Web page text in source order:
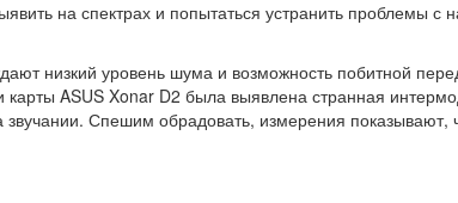
на спектрах и попытаться устранить проблемы
низкий уровень шума и возможность побитной
ASUS Xonar D2 была выявлена странная
Спешим обрадовать, измерения